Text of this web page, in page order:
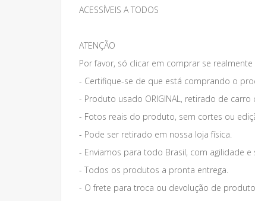
ACESSÍVEIS A TODOS
ATENÇÃO
Por favor, só clicar em comprar se realmente
- Certifique-se de que está comprando o
- Produto usado ORIGINAL, retirado de
- Fotos reais do produto, sem cortes ou
- Pode ser retirado em nossa loja física.
- Enviamos para todo Brasil, com agilidade e
- Todos os produtos a pronta entrega.
- O frete para troca ou devolução de